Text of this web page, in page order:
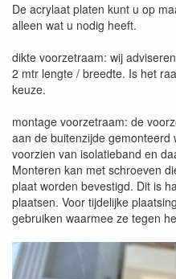
De acrylaat platen kunt u op
alleen wat u nodig heeft.
dikte voorzetraam: wij
2 mtr lengte / breedte. Is het
keuze.
montage voorzetraam: de
aan de buitenzijde gemonteerd
voorzien van isolatieband en
Monteren kan met schroeven
plaat worden bevestigd. Dit is
plaatsen. Voor tijdelijke
gebruiken waarmee ze tegen